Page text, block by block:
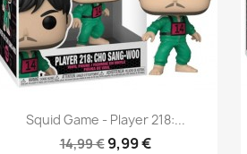
Squid Game - Player 218:...
14,99 € 9,99 €
Aperçu rapide